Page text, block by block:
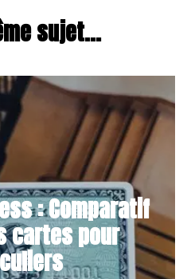
sujet...
: Comparatif
cartes pour